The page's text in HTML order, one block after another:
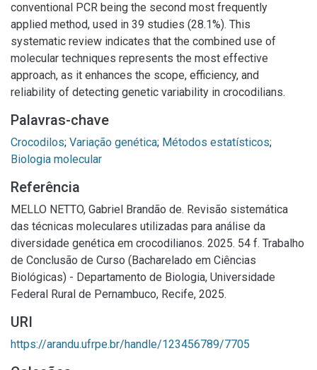
conventional PCR being the second most frequently
applied method, used in 39 studies (28.1%). This
systematic review indicates that the combined use of
molecular techniques represents the most effective
approach, as it enhances the scope, efficiency, and
reliability of detecting genetic variability in crocodilians.
Palavras-chave
Crocodilos; Variação genética; Métodos estatísticos;
Biologia molecular
Referência
MELLO NETTO, Gabriel Brandão de. Revisão sistemática
das técnicas moleculares utilizadas para análise da
diversidade genética em crocodilianos. 2025. 54 f. Trabalho
de Conclusão de Curso (Bacharelado em Ciências
Biológicas) - Departamento de Biologia, Universidade
Federal Rural de Pernambuco, Recife, 2025.
URI
https://arandu.ufrpe.br/handle/123456789/7705